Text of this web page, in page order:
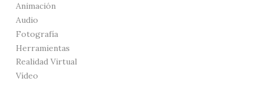
Animación
Audio
Fotografía
Herramientas
Realidad Virtual
Vídeo